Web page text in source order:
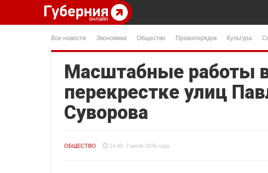
Все новости Экономика Общество Правопорядок Культура
Масштабные работы
перекрестке улиц
Суворова
ОБЩЕСТВО 14:40, 7 июля 2026 года